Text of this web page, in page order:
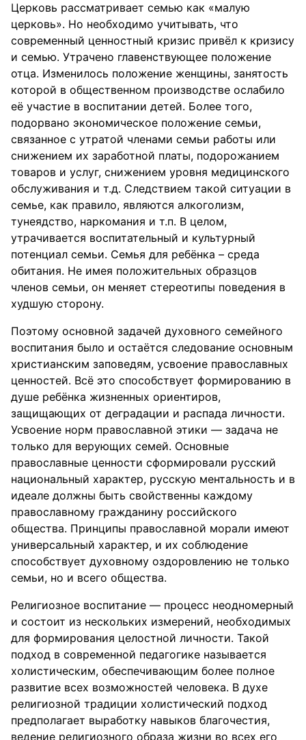
Церковь рассматривает семью как «малую
церковь». Но необходимо учитывать, что
современный ценностный кризис привёл к кризису
и семью. Утрачено главенствующее положение
отца. Изменилось положение женщины, занятость
которой в общественном производстве ослабило
её участие в воспитании детей. Более того,
подорвано экономическое положение семьи,
связанное с утратой членами семьи работы или
снижением их заработной платы, подорожанием
товаров и услуг, снижением уровня медицинского
обслуживания и т.д. Следствием такой ситуации в
семье, как правило, являются алкоголизм,
тунеядство, наркомания и т.п. В целом,
утрачивается воспитательный и культурный
потенциал семьи. Семья для ребёнка – среда
обитания. Не имея положительных образцов
членов семьи, он меняет стереотипы поведения в
худшую сторону.
Поэтому основной задачей духовного семейного
воспитания было и остаётся следование основным
христианским заповедям, усвоение православных
ценностей. Всё это способствует формированию в
душе ребёнка жизненных ориентиров,
защищающих от деградации и распада личности.
Усвоение норм православной этики — задача не
только для верующих семей. Основные
православные ценности сформировали русский
национальный характер, русскую ментальность и в
идеале должны быть свойственны каждому
православному гражданину российского
общества. Принципы православной морали имеют
универсальный характер, и их соблюдение
способствует духовному оздоровлению не только
семьи, но и всего общества.
Религиозное воспитание — процесс неодномерный
и состоит из нескольких измерений, необходимых
для формирования целостной личности. Такой
подход в современной педагогике называется
холистическим, обеспечивающим более полное
развитие всех возможностей человека. В духе
религиозной традиции холистический подход
предполагает выработку навыков благочестия,
ведение религиозного образа жизни во всех его